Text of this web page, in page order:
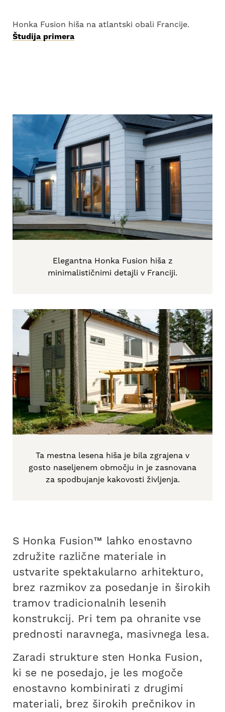
Honka Fusion hiša na atlantski obali Francije.
Študija primera
Elegantna Honka Fusion hiša z
minimalističnimi detajli v Franciji.
Ta mestna lesena hiša je bila zgrajena v
gosto naseljenem območju in je zasnovana
za spodbujanje kakovosti življenja.
S Honka Fusion™ lahko enostavno
združite različne materiale in
ustvarite spektakularno arhitekturo,
brez razmikov za posedanje in širokih
tramov tradicionalnih lesenih
konstrukcij. Pri tem pa ohranite vse
prednosti naravnega, masivnega lesa.
Zaradi strukture sten Honka Fusion,
ki se ne posedajo, je les mogoče
enostavno kombinirati z drugimi
materiali, brez širokih prečnikov in